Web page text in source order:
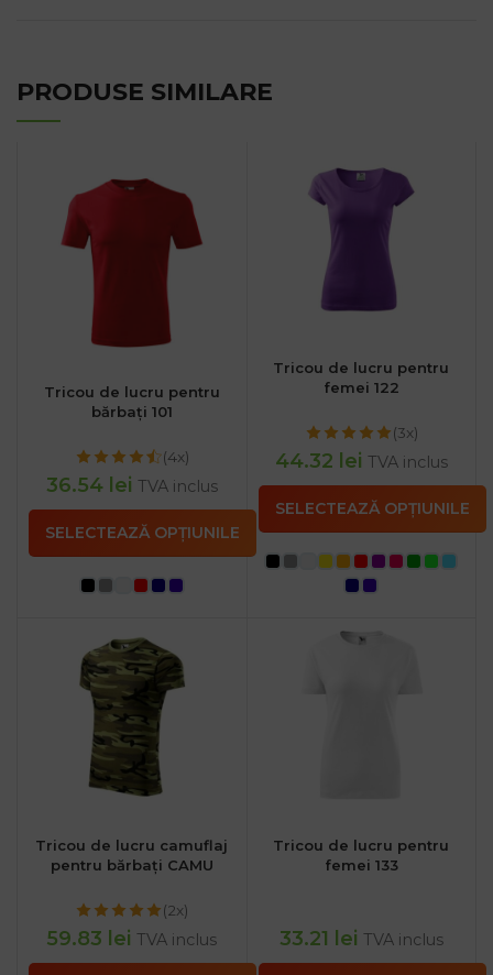
PRODUSE SIMILARE
Tricou de lucru pentru
bărbați 101
(4x)
36.54 lei TVA inclus
SELECTEAZĂ OPȚIUNILE
Tricou de lucru pentru
femei 122
(3x)
44.32 lei TVA inclus
SELECTEAZĂ OPȚIUNILE
Tricou de lucru camuflaj
pentru bărbați CAMU
(2x)
59.83 lei TVA inclus
Tricou de lucru pentru
femei 133
33.21 lei TVA inclus